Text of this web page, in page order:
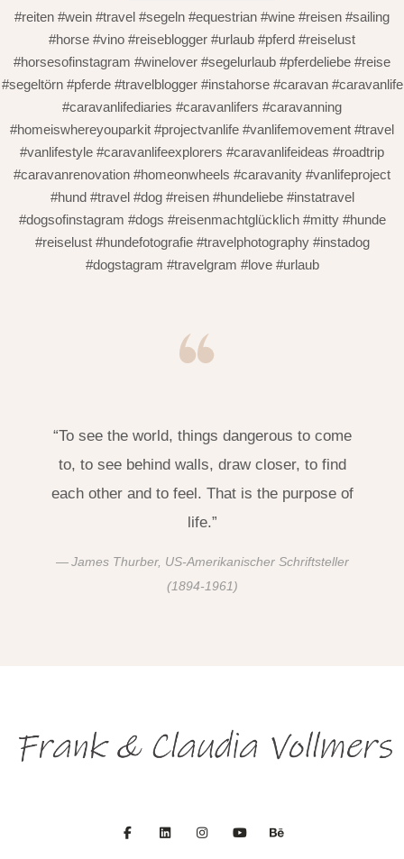
#reiten #wein #travel #segeln #equestrian #wine #reisen #sailing
#horse #vino #reiseblogger #urlaub #pferd #reiselust
#horsesofinstagram #winelover #segelurlaub #pferdeliebe #reise
#segeltörn #pferde #travelblogger #instahorse #caravan #caravanlife
#caravanlifediaries #caravanlifers #caravanning
#homeiswhereyouparkit #projectvanlife #vanlifemovement #travel
#vanlifestyle #caravanlifeexplorers #caravanlifeideas #roadtrip
#caravanrenovation #homeonwheels #caravanity #vanlifeproject
#hund #travel #dog #reisen #hundeliebe #instatravel
#dogsofinstagram #dogs #reisenmachtglücklich #mitty #hunde
#reiselust #hundefotografie #travelphotography #instadog
#dogstagram #travelgram #love #urlaub
“To see the world, things dangerous to come
to, to see behind walls, draw closer, to find
each other and to feel. That is the purpose of
life.”
James Thurber, US-Amerikanischer Schriftsteller
(1894-1961)